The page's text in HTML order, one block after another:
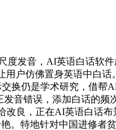
发音，AI英语白话软
用户仿佛置身英语中白
换仍是学术研究，借帮
音错误，添加白话的
改良，正在AI英语白话
特地针对中国进修者